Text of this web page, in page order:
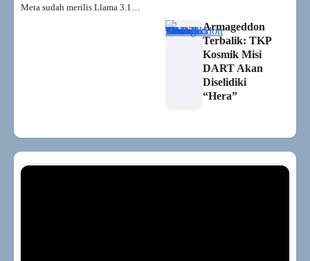
Meta sudah merilis Llama 3.1…
Armageddon
Terbalik: TKP
Kosmik Misi
DART Akan
Diselidiki
“Hera”